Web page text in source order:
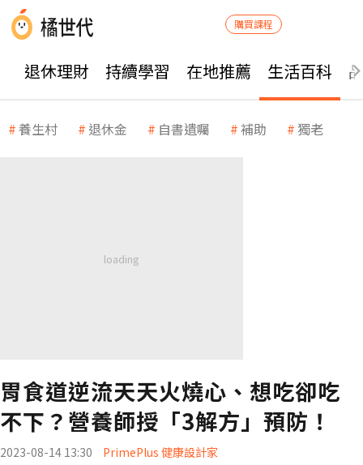
購買課程
退休理財 持續學習 在地推薦 生活百科
養生村 退休金 自書遺囑 補助 獨老
胃食道逆流天天火燒心、想吃卻吃
不下？營養師授「3解方」預防！
2023-08-14 13:30 PrimePlus 健康設計家